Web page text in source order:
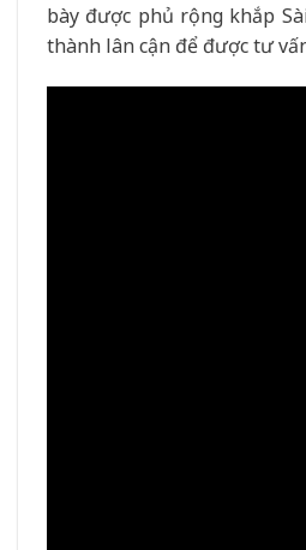
bày được phủ rộng khắp
thành lân cận để được tư